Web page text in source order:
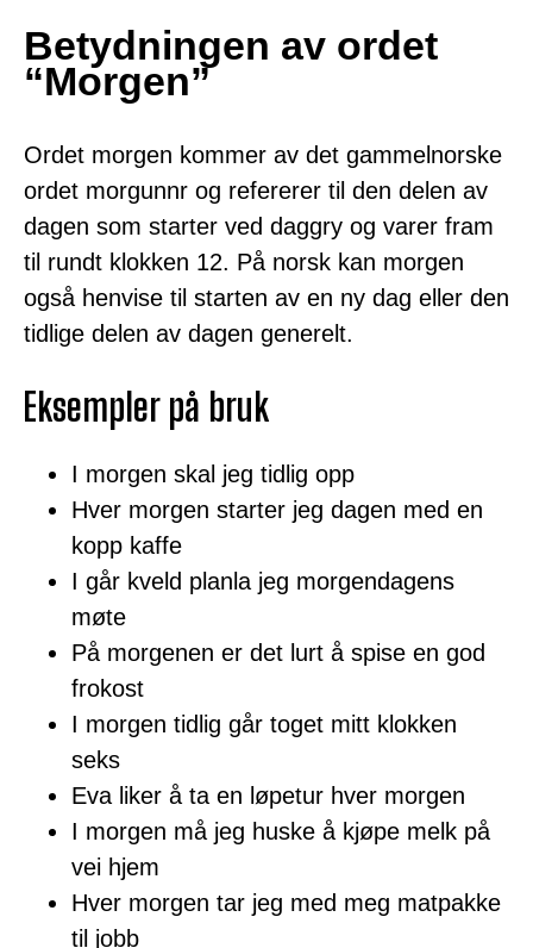
Betydningen av ordet
“Morgen”
Ordet morgen kommer av det gammelnorske
ordet morgunnr og refererer til den delen av
dagen som starter ved daggry og varer fram
til rundt klokken 12. På norsk kan morgen
også henvise til starten av en ny dag eller den
tidlige delen av dagen generelt.
Eksempler på bruk
I morgen skal jeg tidlig opp
Hver morgen starter jeg dagen med en
kopp kaffe
I går kveld planla jeg morgendagens
møte
På morgenen er det lurt å spise en god
frokost
I morgen tidlig går toget mitt klokken
seks
Eva liker å ta en løpetur hver morgen
I morgen må jeg huske å kjøpe melk på
vei hjem
Hver morgen tar jeg med meg matpakke
til jobb